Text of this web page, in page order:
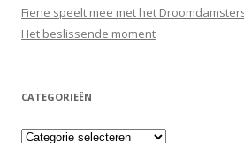
Fiene speelt mee met het
Het beslissende moment
CATEGORIEËN
Categorieën